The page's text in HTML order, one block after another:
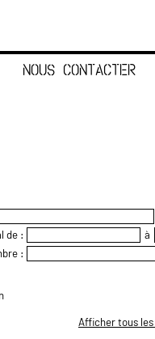
NOUS CONTACTER
de :
à
:
Afficher tous